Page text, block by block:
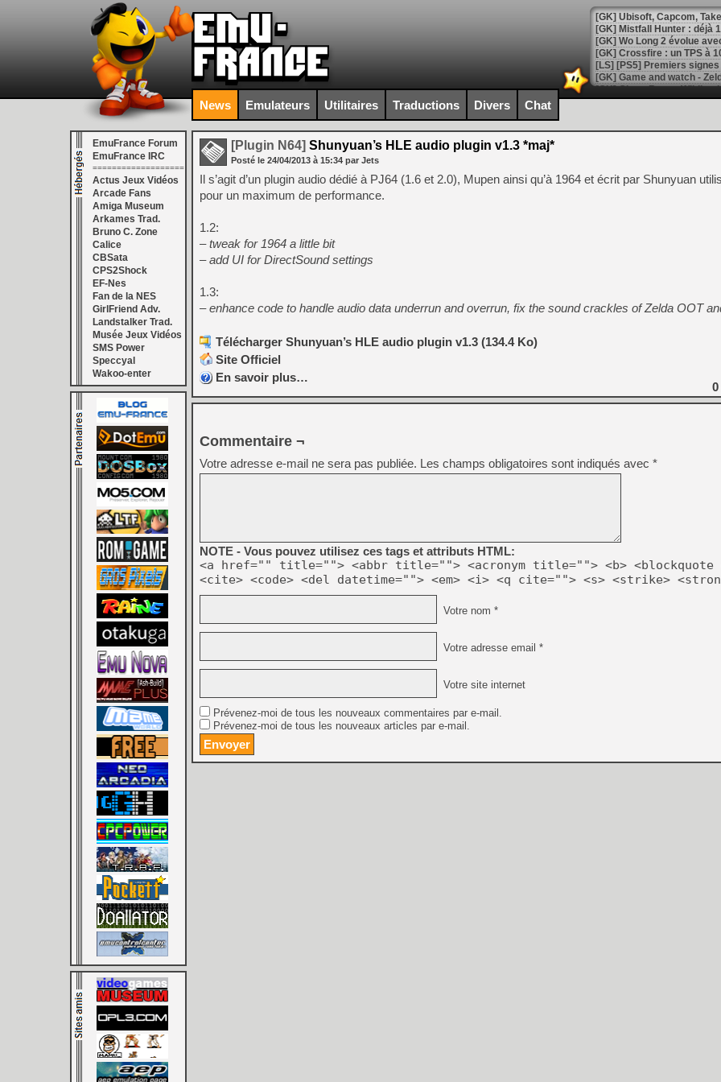
[GK] Mistfall Hunter : déjà
[GK] Wo Long 2 évolue
[GK] Crossfire : un TPS à
[LS] [PS5] Premiers
[Mo5] DOOM arrive en
[GK] Bethesda fête les 30
[GK] Roblox : l'action en
[GK] Agenda - GeForce
[LS] [PS5] ps5-y2jb-
[GK] Pourquoi Marvel
[GK] Test : Restory : Chill
[GK] GTA 6 : Rockstar
[GK] Hot Wheels Infinite
[GK] Mémoire cash -
[GK] Résultats Nintendo :
[GK] Déjà des
[Mo5] Brickboy cherche à
[GK] Minecraft et ses «
[GK] Beast of
[GK] Mémoire cash -
[GK] Dan Houser (GTA)
[GK] Comment EA Sports
[GK] Crimson Moon : un
[GK] Isle of Reveries : le
[GK] Moonlighter 2 : The
[GK] Capcom relance
[Mo5] Deux inédits du
News Emulateurs Utilitaires Traductions Divers Chat
EmuFrance Forum
EmuFrance IRC
===================
Actus Jeux Vidéos
Arcade Fans
Amiga Museum
Arkames Trad.
Bruno C. Zone
Calice
CBSata
CPS2Shock
EF-Nes
Fan de la NES
GirlFriend Adv.
Landstalker Trad.
Musée Jeux Vidéos
SMS Power
Speccyal
Wakoo-enter
[Plugin N64] Shunyuan’s HLE audio plugin v1.3 *maj*
Posté le 24/04/2013 à 15:34 par Jets
Il s’agit d’un plugin audio dédié à PJ64 (1.6 et 2.0), Mupen ainsi qu’à 1964 et écrit par Shunyuan
pour un maximum de performance.
1.2:
– tweak for 1964 a little bit
– add UI for DirectSound settings
1.3:
– enhance code to handle audio data underrun and overrun, fix the sound crackles of Zelda OOT
Télécharger Shunyuan’s HLE audio plugin v1.3 (134.4 Ko)
Site Officiel
En savoir plus…
0
Commentaire ¬
Votre adresse e-mail ne sera pas publiée. Les champs obligatoires sont indiqués avec *
NOTE - Vous pouvez utilisez ces tags et attributs HTML:
<a href="" title=""> <abbr title=""> <acronym title=""> <b> <blockquote
<cite> <code> <del datetime=""> <em> <i> <q cite=""> <s> <strike>
Votre nom *
Votre adresse email *
Votre site internet
Prévenez-moi de tous les nouveaux commentaires par e-mail.
Prévenez-moi de tous les nouveaux articles par e-mail.